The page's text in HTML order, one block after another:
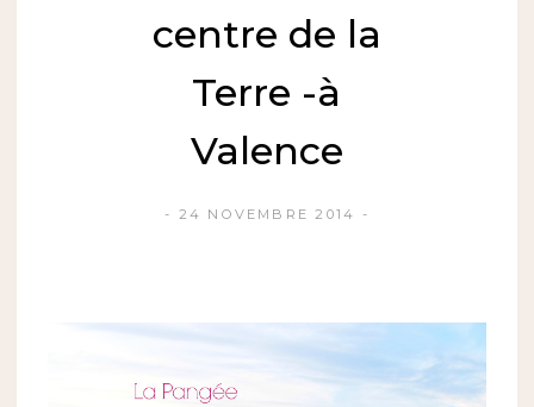
centre de la
Terre -à
Valence
24 NOVEMBRE 2014